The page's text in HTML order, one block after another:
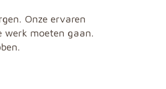
Onze ervaren
werk moeten gaan.